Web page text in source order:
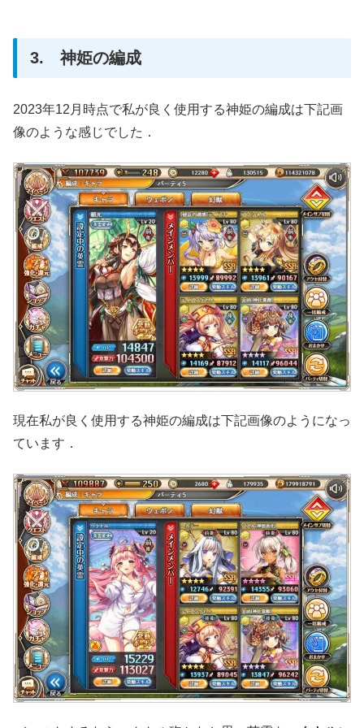
3. 神姫の編成
2023年12月時点で私が良く使用する神姫の編成は下記画
像のような感じでした．
現在私が良く使用する神姫の編成は下記画像のようになっ
ています．